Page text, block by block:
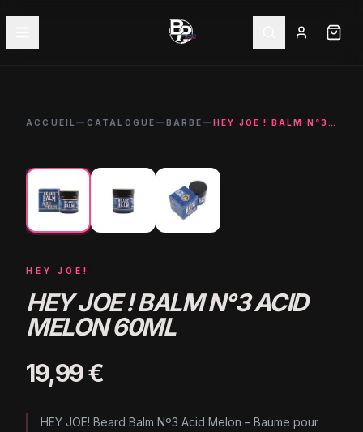
ACCUEIL— CATALOGUE— BARBE — HEY JOE ! BALM N°3 ACID MELON 60ML
HEY JOE!
HEY JOE ! BALM N°3 ACID
MELON 60ML
19,99 €
HEY JOE! Beard Balm Nº3 Acid Melon – Baume pour